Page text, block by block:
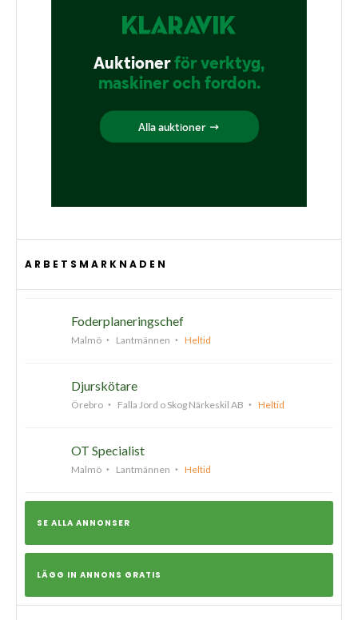
ARBETSMARKNADEN
Foderplaneringschef
Malmö Lantmännen Heltid
Djurskötare
Örebro Falla Jord o Skog Närkeskil AB Heltid
OT Specialist
Malmö Lantmännen Heltid
SE ALLA ANNONSER
LÄGG IN ANNONS GRATIS